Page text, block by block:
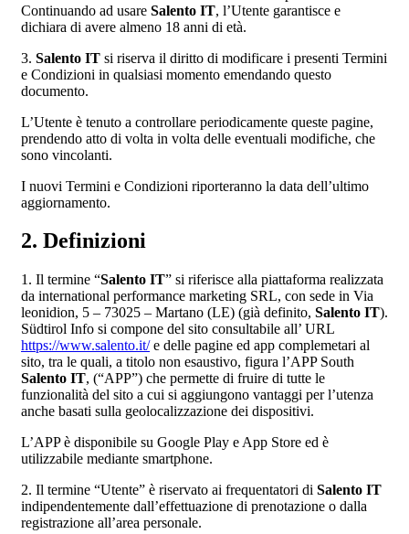
Continuando ad usare Salento IT, l’Utente garantisce e
dichiara di avere almeno 18 anni di età.
3. Salento IT si riserva il diritto di modificare i presenti Termini
e Condizioni in qualsiasi momento emendando questo
documento.
L’Utente è tenuto a controllare periodicamente queste pagine,
prendendo atto di volta in volta delle eventuali modifiche, che
sono vincolanti.
I nuovi Termini e Condizioni riporteranno la data dell’ultimo
aggiornamento.
2. Definizioni
1. Il termine “Salento IT” si riferisce alla piattaforma realizzata
da international performance marketing SRL, con sede in Via
leonidion, 5 – 73025 – Martano (LE) (già definito, Salento IT).
Südtirol Info si compone del sito consultabile all’ URL
https://www.salento.it/e delle pagine ed app complemetari al
sito, tra le quali, a titolo non esaustivo, figura l’APP South
Salento IT, (“APP”) che permette di fruire di tutte le
funzionalità del sito a cui si aggiungono vantaggi per l’utenza
anche basati sulla geolocalizzazione dei dispositivi.
L’APP è disponibile su Google Play e App Store ed è
utilizzabile mediante smartphone.
2. Il termine “Utente” è riservato ai frequentatori di Salento IT
indipendentemente dall’effettuazione di prenotazione o dalla
registrazione all’area personale.